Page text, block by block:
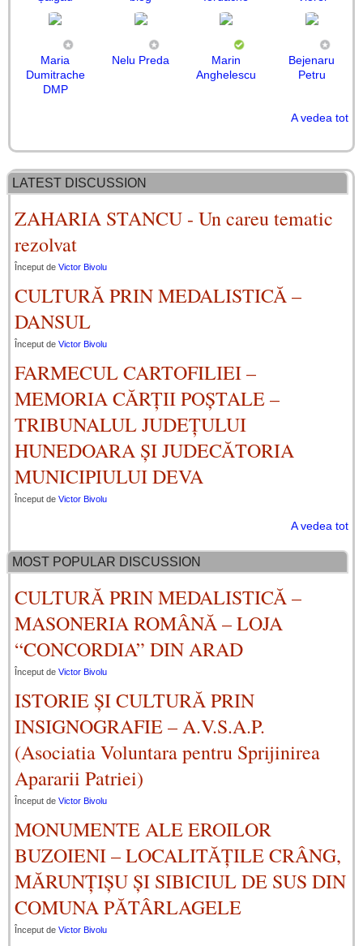
Maria
Dumitrache
DMP
Nelu Preda
Marin
Anghelescu
Bejenaru
Petru
CARACAS
MIRCEA
FLORIN
Mariana
Rogoz
Stratulat
Maria-Ileana
Tănase
Daniela
Vîlceanu
Matei Ioaniţiu Paul Rotaru Johnny Em
Nitu
Constantin
Rodica
Bogdan
Petru Plătică Pop Dorina Ada Nemescu
DANDU
BRIEL
Constantin
Bidulescu
A vedea tot
LATEST DISCUSSION
ZAHARIA STANCU - Un careu tematic
rezolvat
Început de Victor Bivolu
CULTURĂ PRIN MEDALISTICĂ –
DANSUL
Început de Victor Bivolu
FARMECUL CARTOFILIEI –
MEMORIA CĂRȚII POȘTALE –
TRIBUNALUL JUDEȚULUI
HUNEDOARA ȘI JUDECĂTORIA
MUNICIPIULUI DEVA
Început de Victor Bivolu
A vedea tot
MOST POPULAR DISCUSSION
CULTURĂ PRIN MEDALISTICĂ –
MASONERIA ROMÂNĂ – LOJA
“CONCORDIA” DIN ARAD
Început de Victor Bivolu
ISTORIE ȘI CULTURĂ PRIN
INSIGNOGRAFIE – A.V.S.A.P.
(Asociatia Voluntara pentru Sprijinirea
Apararii Patriei)
Început de Victor Bivolu
MONUMENTE ALE EROILOR
BUZOIENI – LOCALITĂȚILE CRÂNG,
MĂRUNȚIȘU ȘI SIBICIUL DE SUS DIN
COMUNA PĂTÂRLAGELE
Început de Victor Bivolu